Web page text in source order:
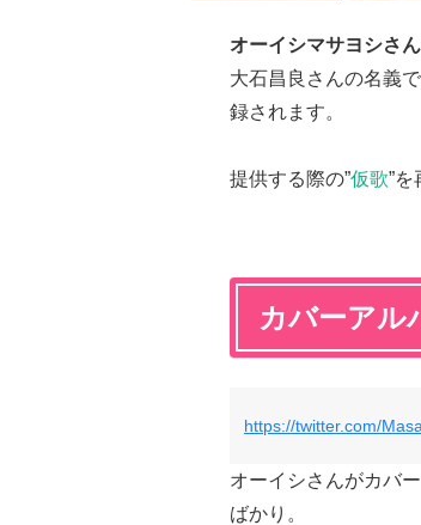
オーイシマサヨシさん
大石昌良さんの名義
録されます。
提供する際の”仮歌”
カバーアル
https://twitter.com/
オーイシさんがカバ
ばかり。